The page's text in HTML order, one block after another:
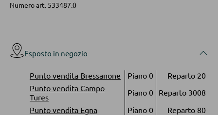
Vetrinette
Credenze a giorno
Faretti a parete a LED
Lampade da tavolo a LED
Lampade da scrivania a LED
ILLUMINAZIONE DA ESTERNO
Numero art. 533487.0
Esposto in negozio
Punto vendita Bressanone Piano 0
Reparto 20
Punto vendita Campo
Tures
Piano 0 Reparto 3008
Punto vendita Egna
Piano 0 Reparto 80